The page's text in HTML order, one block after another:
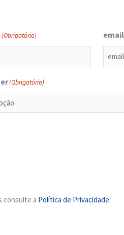
(Obrigatório) email
(Obrigatório)
consulte a Política de Privacidade.